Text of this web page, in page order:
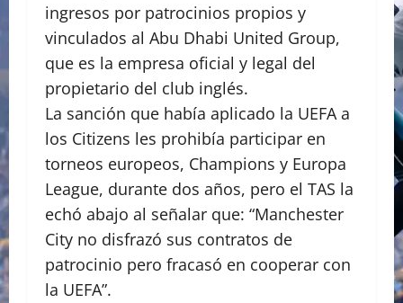
ingresos por patrocinios propios y
vinculados al Abu Dhabi United Group,
que es la empresa oficial y legal del
propietario del club inglés.
La sanción que había aplicado la UEFA a
los Citizens les prohibía participar en
torneos europeos, Champions y Europa
League, durante dos años, pero el TAS la
echó abajo al señalar que: “Manchester
City no disfrazó sus contratos de
patrocinio pero fracasó en cooperar con
la UEFA”.